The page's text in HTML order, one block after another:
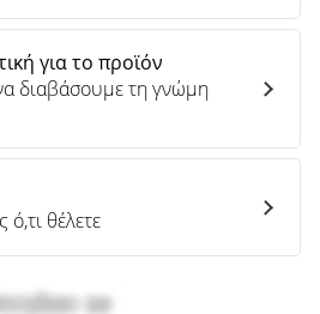
το προϊόν
για το προϊόν
διαβάσουμε τη γνώμη
θέλετε